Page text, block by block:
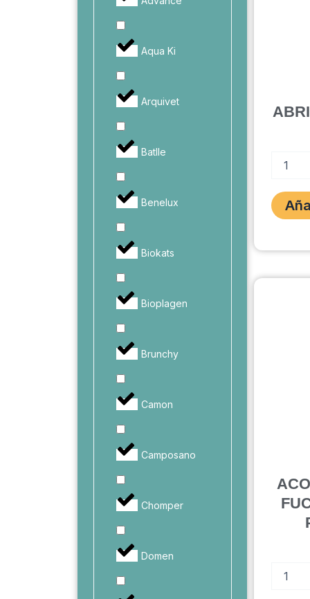
Aqua Ki
Arquivet
Batlle
Benelux
Biokats
Bioplagen
Brunchy
Camon
Camposano
Chomper
Domen
PIEZAS
cantidad